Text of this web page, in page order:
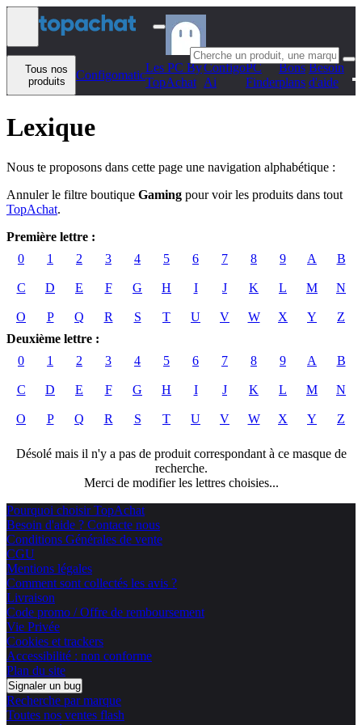
Aller au contenu
Tous nos
produits
Configomatic
Les PC By
TopAchat
Configo
Ai
PC
Finder
Bons
plans
Besoin
d'aide
Lexique
Nous te proposons dans cette page une navigation alphabétique :
Annuler le filtre boutique Gaming pour voir les produits dans tout
TopAchat.
Première lettre :
0
1 2 3 4 5 6 7 8 9 A B
C D E F G H I J K L M N
O P Q R S T U V W X Y
Z
Deuxième lettre :
0
1 2 3 4 5 6 7 8 9 A B
C D E F G H I J K L M N
O P Q R S T U V W X Y Z
Désolé mais il n'y a pas de produit correspondant à ce masque de
recherche.
Merci de modifier les lettres choisies...
Pourquoi choisir TopAchat
Besoin d'aide ? Contacte nous
Conditions Générales de vente
CGU
Mentions légales
Comment sont collectés les avis ?
Livraison
Code promo / Offre de remboursement
Vie Privée
Cookies et trackers
Accessibilité : non conforme
Plan du site
Signaler un bug
Recherche par marque
Toutes nos ventes flash